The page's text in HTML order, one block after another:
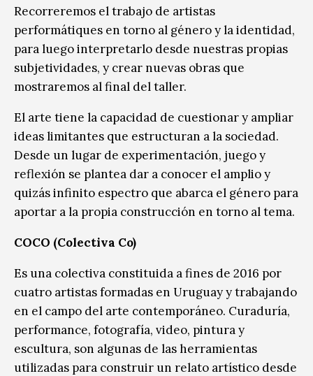
Recorreremos el trabajo de artistas
performátiques en torno al género y la identidad,
para luego interpretarlo desde nuestras propias
subjetividades, y crear nuevas obras que
mostraremos al final del taller.
El arte tiene la capacidad de cuestionar y ampliar
ideas limitantes que estructuran a la sociedad.
Desde un lugar de experimentación, juego y
reflexión se plantea dar a conocer el amplio y
quizás infinito espectro que abarca el género para
aportar a la propia construcción en torno al tema.
COCO (Colectiva Co)
Es una colectiva constituida a fines de 2016 por
cuatro artistas formadas en Uruguay y trabajando
en el campo del arte contemporáneo. Curaduría,
performance, fotografía, video, pintura y
escultura, son algunas de las herramientas
utilizadas para construir un relato artístico desde